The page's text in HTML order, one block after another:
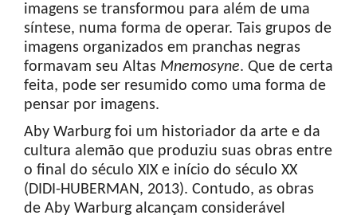
imagens se transformou para além de uma
síntese, numa forma de operar. Tais grupos de
imagens organizados em pranchas negras
formavam seu Altas Mnemosyne. Que de certa
feita, pode ser resumido como uma forma de
pensar por imagens.
Aby Warburg foi um historiador da arte e da
cultura alemão que produziu suas obras entre
o final do século XIX e início do século XX
(DIDI-HUBERMAN, 2013). Contudo, as obras
de Aby Warburg alcançam considerável